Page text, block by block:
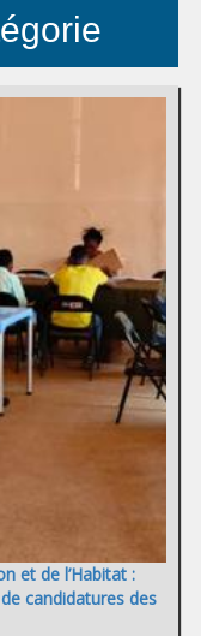
et de l’Habitat :
candidatures des